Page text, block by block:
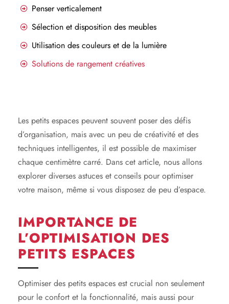
Les petits espaces peuvent souvent poser des défis
d’organisation, mais avec un peu de créativité et des
techniques intelligentes, il est possible de maximiser
chaque centimètre carré. Dans cet article, nous allons
explorer diverses astuces et conseils pour optimiser
votre maison, même si vous disposez de peu d’espace.
IMPORTANCE DE
L’OPTIMISATION DES
PETITS ESPACES
Optimiser des petits espaces est crucial non seulement
pour le confort et la fonctionnalité, mais aussi pour
Penser verticalement
Sélection et disposition des meubles
Utilisation des couleurs et de la lumière
Solutions de rangement créatives